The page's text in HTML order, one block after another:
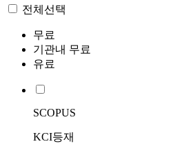
전체선택
무료
기관내 무료
유료
SCOPUS
KCI등재